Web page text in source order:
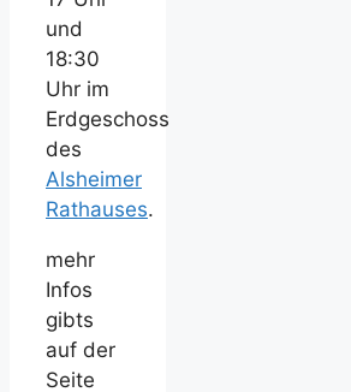
und
18:30
Uhr im
Erdgeschoss
des
Alsheimer
Rathauses.
mehr
Infos
gibts
auf der
Seite